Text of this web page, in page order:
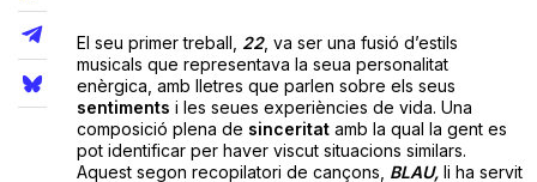
Llocs
El seu primer treball, 22, va ser una fusió d’estils
musicals que representava la seua personalitat
enèrgica, amb lletres que parlen sobre els seus
sentiments i les seues experiències de vida. Una
composició plena de sinceritatamb la qual la gent es
pot identificar per haver viscut situacions similars.
Aquest segon recopilatori de cançons, BLAU,li ha servit